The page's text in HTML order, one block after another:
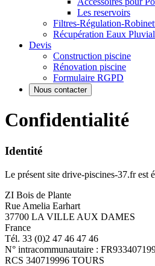
Les reservoirs
Filtres-Régulation-
Récupération Eaux
Devis
Construction piscine
Rénovation piscine
Formulaire RGPD
Nous contacter
Confidentialité
Identité
Le présent site drive-piscines-37.fr est
ZI Bois de Plante
Rue Amelia Earhart
37700 LA VILLE AUX DAMES
France
Tél. 33 (0)2 47 46 47 46
N° intracommunautaire :
RCS 340719996 TOURS